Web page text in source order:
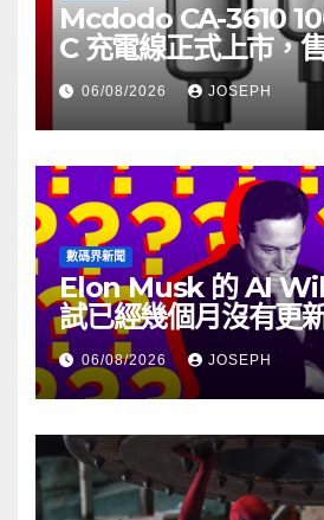
Mcdodo CA-3610
C 充電線正式上市，
06/08/2026 JOSEPH
數碼界新聞
Elon Musk 的 AI
試已經幾個月沒有更
06/08/2026 JOSEPH